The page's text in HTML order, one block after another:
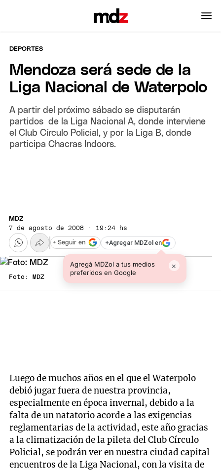
DEPORTES
Mendoza será sede de la
Liga Nacional de Waterpolo
A partir del próximo sábado se disputarán
partidos de la Liga Nacional A, donde interviene
el Club Círculo Policial, y por la Liga B, donde
participa Chacras Indoors.
MDZ
7 de agosto de 2008 · 19:24 hs
+Agregar MDZol en
Agregá MDZol a tus medios
preferidos en Google
×
+ Seguir en
Foto: MDZ
Luego de muchos años en el que el Waterpolo
debió jugar fuera de nuestra provincia,
especialmente en época invernal, debido a la
falta de un natatorio acorde a las exigencias
reglamentarias de la actividad, este año gracias
a la climatización de la pileta del Club Círculo
Policial, se podrán ver en nuestra ciudad capital
encuentros de la Liga Nacional, con la visita de